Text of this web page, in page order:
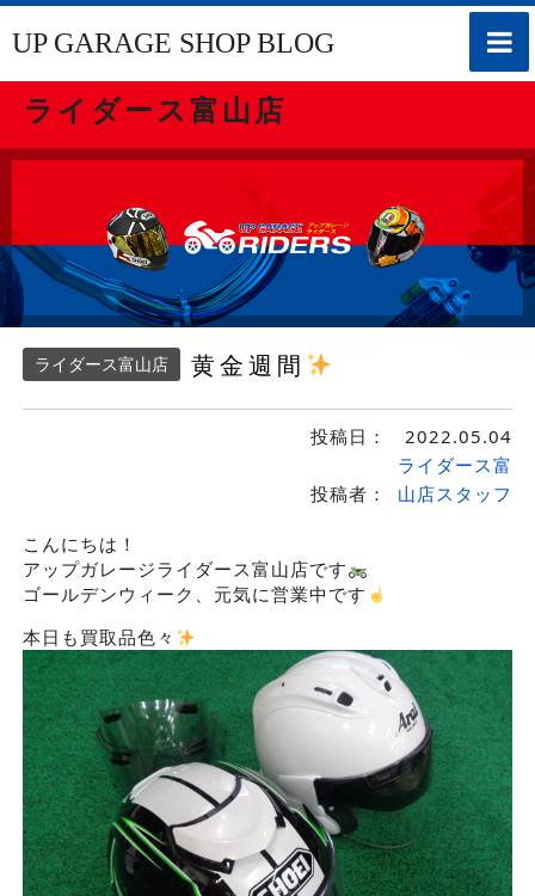
toggle
UP GARAGE SHOP BLOG
ライダース富山店
ライダース富山店 黄金週間
投稿日： 2022.05.04
投稿者：
ライダース富
山店スタッフ
こんにちは！
アップガレージライダース富山店です
ゴールデンウィーク、元気に営業中です
本日も買取品色々